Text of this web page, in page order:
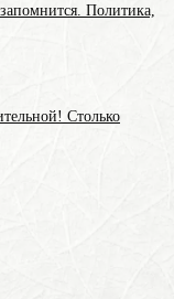
Политика,
Столько